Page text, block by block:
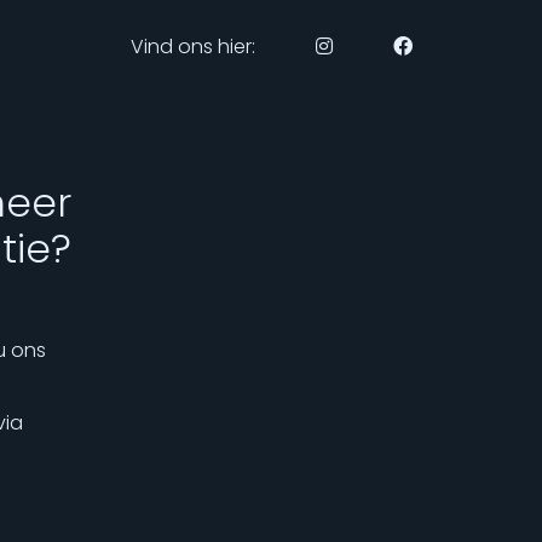
Vind ons hier:
ons